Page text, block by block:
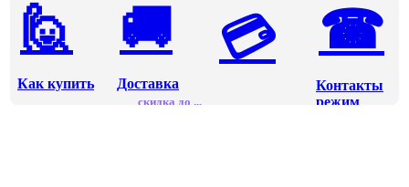
🙋
Как купить
🚚
Доставка
скидка до ...
💳 ☎
Контакты
режим